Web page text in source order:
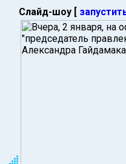
Слайд-шоу [